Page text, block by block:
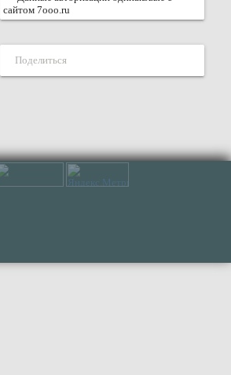
сайтом 7ooo.ru
Поделиться